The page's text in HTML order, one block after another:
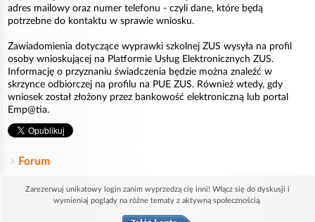
adres mailowy oraz numer telefonu - czyli dane, które będą
potrzebne do kontaktu w sprawie wniosku.
Zawiadomienia dotyczące wyprawki szkolnej ZUS wysyła na profil
osoby wnioskującej na Platformie Usług Elektronicznych ZUS.
Informację o przyznaniu świadczenia będzie można znaleźć w
skrzynce odbiorczej na profilu na PUE ZUS. Również wtedy, gdy
wniosek został złożony przez bankowość elektroniczną lub portal
Emp@tia.
Forum
Zarezerwuj unikatowy login zanim wyprzedzą cię inni! Włącz się do dyskusji i
wymieniaj poglądy na różne tematy z aktywną społecznością.